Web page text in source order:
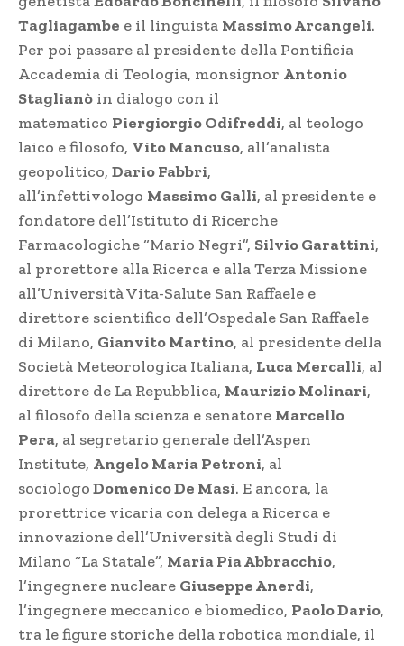
Tagliagambe e il linguista Massimo Arcangeli.
Per poi passare al presidente della Pontificia
Accademia di Teologia, monsignor Antonio
Staglianò in dialogo con il
matematico Piergiorgio Odifreddi, al teologo
laico e filosofo, Vito Mancuso, all’analista
geopolitico, Dario Fabbri,
all’infettivologo Massimo Galli, al presidente e
fondatore dell’Istituto di Ricerche
Farmacologiche “Mario Negri”, Silvio Garattini,
al prorettore alla Ricerca e alla Terza Missione
all’Università Vita-Salute San Raffaele e
direttore scientifico dell’Ospedale San Raffaele
di Milano, Gianvito Martino, al presidente della
Società Meteorologica Italiana, Luca Mercalli, al
direttore de La Repubblica, Maurizio Molinari,
al filosofo della scienza e senatore Marcello
Pera, al segretario generale dell’Aspen
Institute, Angelo Maria Petroni, al
sociologoDomenico De Masi. E ancora, la
prorettrice vicaria con delega a Ricerca e
innovazione dell’Università degli Studi di
Milano “La Statale”, Maria Pia Abbracchio,
l’ingegnere nucleare Giuseppe Anerdi,
l’ingegnere meccanico e biomedico, Paolo Dario,
tra le figure storiche della robotica mondiale, il